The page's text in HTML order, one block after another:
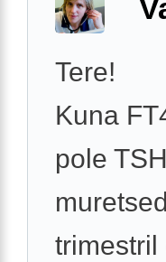
Tere!
Kuna
pole
trimestril